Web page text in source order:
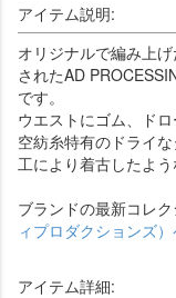
アイテム説明:
オリジナルで編み上
されたAD
です。
ウエストにゴム、ド
空紡糸特有のドライ
工により着古したよう
ブランドの最新コレ
ィプロダクションズ
アイテム詳細: